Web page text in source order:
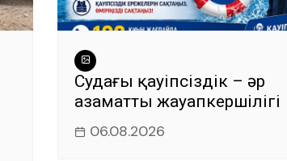
Судағы қауіпсіздік – әр
азаматтың жауапкершілігі
06.08.2026